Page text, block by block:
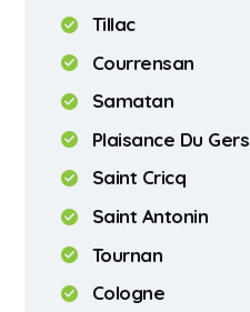
Tillac
Courrensan
Samatan
Plaisance Du Gers
Saint Cricq
Saint Antonin
Tournan
Cologne